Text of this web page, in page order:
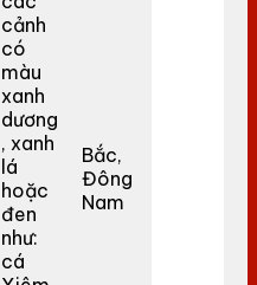
cảnh
có
màu
xanh
dương
, xanh
lá
hoặc
đen
như:
cá
Bắc,
Đông
Nam